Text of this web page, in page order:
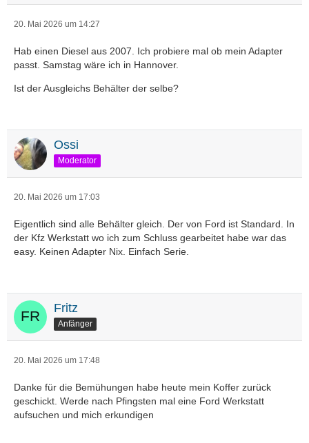
20. Mai 2026 um 14:27
Hab einen Diesel aus 2007. Ich probiere mal ob mein Adapter
passt. Samstag wäre ich in Hannover.
Ist der Ausgleichs Behälter der selbe?
Ossi
Moderator
20. Mai 2026 um 17:03
Eigentlich sind alle Behälter gleich. Der von Ford ist Standard. In
der Kfz Werkstatt wo ich zum Schluss gearbeitet habe war das
easy. Keinen Adapter Nix. Einfach Serie.
Fritz
Anfänger
20. Mai 2026 um 17:48
Danke für die Bemühungen habe heute mein Koffer zurück
geschickt. Werde nach Pfingsten mal eine Ford Werkstatt
aufsuchen und mich erkundigen